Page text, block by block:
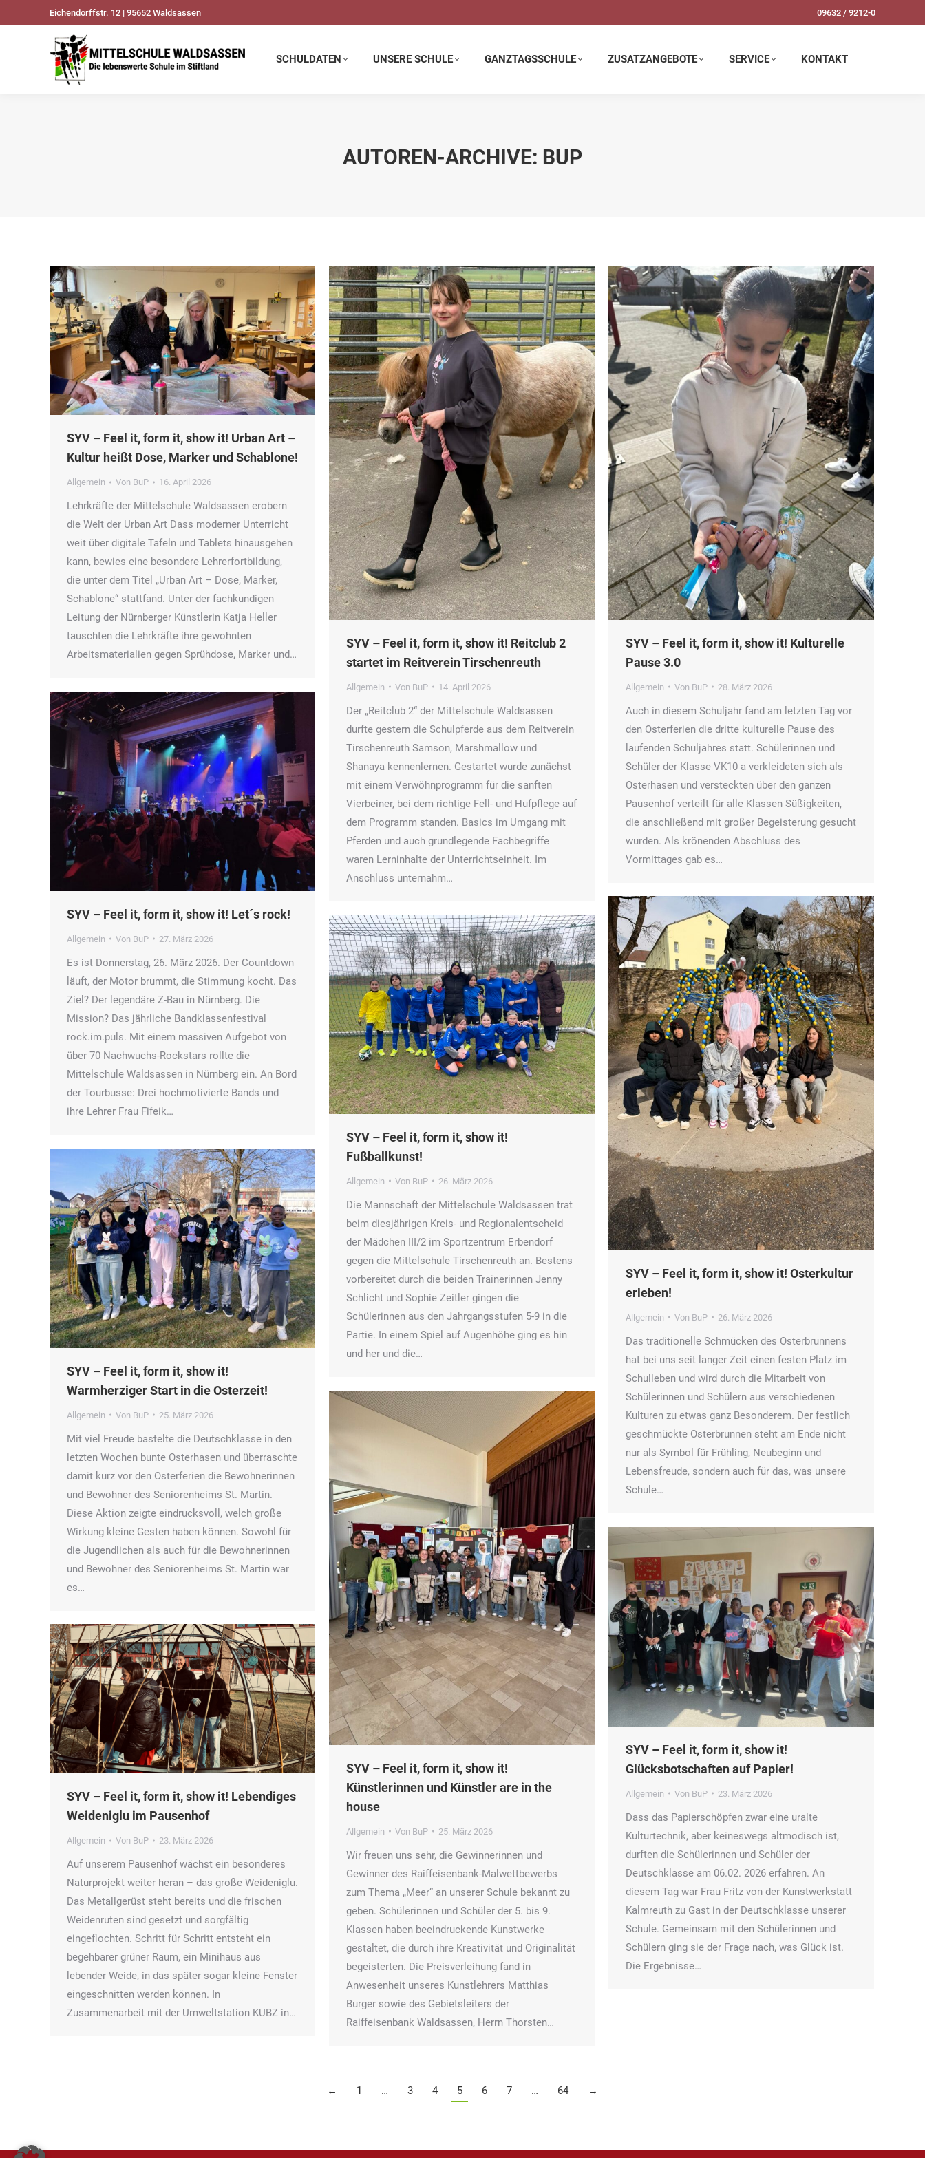
Eichendorffstr. 12 | 95652 Waldsassen 09632 / 9212-0
SCHULDATEN UNSERE SCHULE GANZTAGSSCHULE ZUSATZANGEBOTE SERVICE KONTAKT
AUTOREN-ARCHIVE: BUP
SYV – Feel it, form it, show it! Urban Art –
Kultur heißt Dose, Marker und Schablone!
Allgemein Von BuP 16. April 2026
Lehrkräfte der Mittelschule Waldsassen erobern
die Welt der Urban Art Dass moderner Unterricht
weit über digitale Tafeln und Tablets hinausgehen
kann, bewies eine besondere Lehrerfortbildung,
die unter dem Titel „Urban Art – Dose, Marker,
Schablone“ stattfand. Unter der fachkundigen
Leitung der Nürnberger Künstlerin Katja Heller
tauschten die Lehrkräfte ihre gewohnten
Arbeitsmaterialien gegen Sprühdose, Marker und…
SYV – Feel it, form it, show it! Reitclub 2
startet im Reitverein Tirschenreuth
Allgemein Von BuP 14. April 2026
Der „Reitclub 2“ der Mittelschule Waldsassen
durfte gestern die Schulpferde aus dem Reitverein
Tirschenreuth Samson, Marshmallow und
Shanaya kennenlernen. Gestartet wurde zunächst
mit einem Verwöhnprogramm für die sanften
Vierbeiner, bei dem richtige Fell- und Hufpflege auf
dem Programm standen. Basics im Umgang mit
Pferden und auch grundlegende Fachbegriffe
waren Lerninhalte der Unterrichtseinheit. Im
Anschluss unternahm…
SYV – Feel it, form it, show it! Kulturelle
Pause 3.0
Allgemein Von BuP 28. März 2026
Auch in diesem Schuljahr fand am letzten Tag vor
den Osterferien die dritte kulturelle Pause des
laufenden Schuljahres statt. Schülerinnen und
Schüler der Klasse VK10 a verkleideten sich als
Osterhasen und versteckten über den ganzen
Pausenhof verteilt für alle Klassen Süßigkeiten,
die anschließend mit großer Begeisterung gesucht
wurden. Als krönenden Abschluss des
Vormittages gab es…
SYV – Feel it, form it, show it! Let´s rock!
Allgemein Von BuP 27. März 2026
Es ist Donnerstag, 26. März 2026. Der Countdown
läuft, der Motor brummt, die Stimmung kocht. Das
Ziel? Der legendäre Z-Bau in Nürnberg. Die
Mission? Das jährliche Bandklassenfestival
rock.im.puls. Mit einem massiven Aufgebot von
über 70 Nachwuchs-Rockstars rollte die
Mittelschule Waldsassen in Nürnberg ein. An Bord
der Tourbusse: Drei hochmotivierte Bands und
ihre Lehrer Frau Fifeik…
SYV – Feel it, form it, show it! Osterkultur
erleben!
Allgemein Von BuP 26. März 2026
Das traditionelle Schmücken des Osterbrunnens
hat bei uns seit langer Zeit einen festen Platz im
Schulleben und wird durch die Mitarbeit von
Schülerinnen und Schülern aus verschiedenen
Kulturen zu etwas ganz Besonderem. Der festlich
geschmückte Osterbrunnen steht am Ende nicht
nur als Symbol für Frühling, Neubeginn und
Lebensfreude, sondern auch für das, was unsere
Schule…
SYV – Feel it, form it, show it!
Fußballkunst!
Allgemein Von BuP 26. März 2026
Die Mannschaft der Mittelschule Waldsassen trat
beim diesjährigen Kreis- und Regionalentscheid
der Mädchen III/2 im Sportzentrum Erbendorf
gegen die Mittelschule Tirschenreuth an. Bestens
vorbereitet durch die beiden Trainerinnen Jenny
Schlicht und Sophie Zeitler gingen die
Schülerinnen aus den Jahrgangsstufen 5-9 in die
Partie. In einem Spiel auf Augenhöhe ging es hin
und her und die…
SYV – Feel it, form it, show it!
Warmherziger Start in die Osterzeit!
Allgemein Von BuP 25. März 2026
Mit viel Freude bastelte die Deutschklasse in den
letzten Wochen bunte Osterhasen und überraschte
damit kurz vor den Osterferien die Bewohnerinnen
und Bewohner des Seniorenheims St. Martin.
Diese Aktion zeigte eindrucksvoll, welch große
Wirkung kleine Gesten haben können. Sowohl für
die Jugendlichen als auch für die Bewohnerinnen
und Bewohner des Seniorenheims St. Martin war
es…
SYV – Feel it, form it, show it!
Künstlerinnen und Künstler are in the
house
Allgemein Von BuP 25. März 2026
Wir freuen uns sehr, die Gewinnerinnen und
Gewinner des Raiffeisenbank-Malwettbewerbs
zum Thema „Meer“ an unserer Schule bekannt zu
geben. Schülerinnen und Schüler der 5. bis 9.
Klassen haben beeindruckende Kunstwerke
gestaltet, die durch ihre Kreativität und Originalität
begeisterten. Die Preisverleihung fand in
Anwesenheit unseres Kunstlehrers Matthias
Burger sowie des Gebietsleiters der
Raiffeisenbank Waldsassen, Herrn Thorsten…
SYV – Feel it, form it, show it!
Glücksbotschaften auf Papier!
Allgemein Von BuP 23. März 2026
Dass das Papierschöpfen zwar eine uralte
Kulturtechnik, aber keineswegs altmodisch ist,
durften die Schülerinnen und Schüler der
Deutschklasse am 06.02. 2026 erfahren. An
diesem Tag war Frau Fritz von der Kunstwerkstatt
Kalmreuth zu Gast in der Deutschklasse unserer
Schule. Gemeinsam mit den Schülerinnen und
Schülern ging sie der Frage nach, was Glück ist.
Die Ergebnisse…
SYV – Feel it, form it, show it! Lebendiges
Weideniglu im Pausenhof
Allgemein Von BuP 23. März 2026
Auf unserem Pausenhof wächst ein besonderes
Naturprojekt weiter heran – das große Weideniglu.
Das Metallgerüst steht bereits und die frischen
Weidenruten sind gesetzt und sorgfältig
eingeflochten. Schritt für Schritt entsteht ein
begehbarer grüner Raum, ein Minihaus aus
lebender Weide, in das später sogar kleine Fenster
eingeschnitten werden können. In
Zusammenarbeit mit der Umweltstation KUBZ in…
← 1 … 3 4 5 6 7 … 64 →